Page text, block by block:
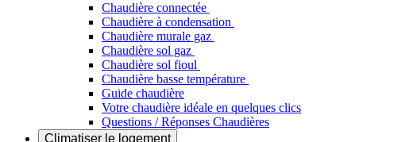
Chaudière connectée
Chaudière à condensation
Chaudière murale gaz
Chaudière sol gaz
Chaudière sol fioul
Chaudière basse température
Guide chaudière
Votre chaudière idéale en quelques clics
Questions / Réponses Chaudières
Climatiser le logement